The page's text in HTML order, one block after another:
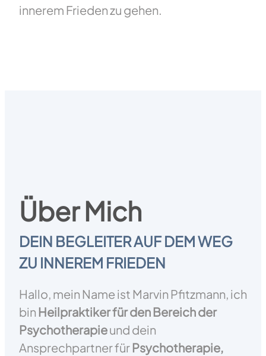
innerem Frieden zu gehen.
Über Mich
DEIN BEGLEITER AUF DEM WEG
ZU INNEREM FRIEDEN
Hallo, mein Name ist Marvin Pfitzmann, ich
bin Heilpraktiker für den Bereich der
Psychotherapieund dein
Ansprechpartner fürPsychotherapie,